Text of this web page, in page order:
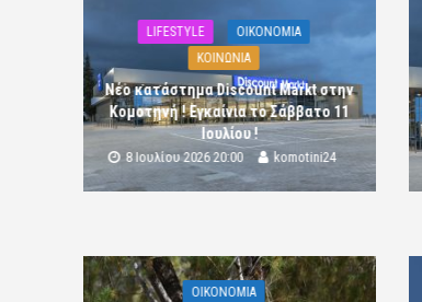
LIFESTYLE
OIKONOMIA
ΚΟΙΝΩΝΙΑ
Νέο κατάστημα Discount Markt στην
Κομοτηνή ! Εγκαίνια το Σάββατο 11
Ιουλίου !
8 Ιουλίου 2026 20:00 komotini24
OIKONOMIA